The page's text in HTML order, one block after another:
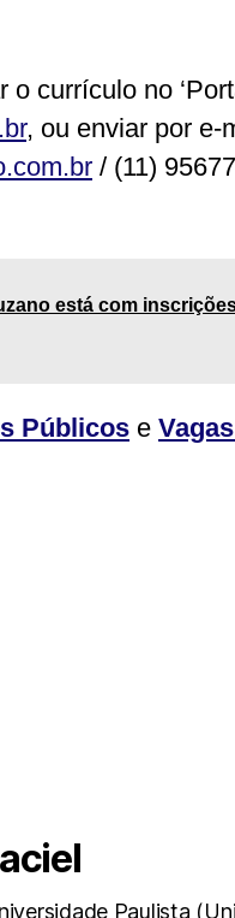
o currículo no
, ou enviar por e-
/ (11)
está com
Públicos e
Paulista